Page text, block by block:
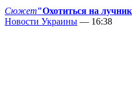
Сюжет"Охотиться на
Новости Украины — 16:38